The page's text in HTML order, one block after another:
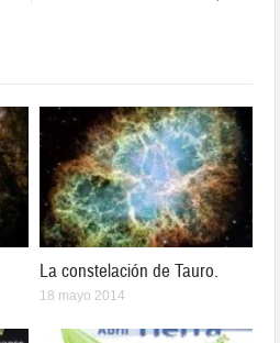
La constelación de Tauro.
18 mayo 2014